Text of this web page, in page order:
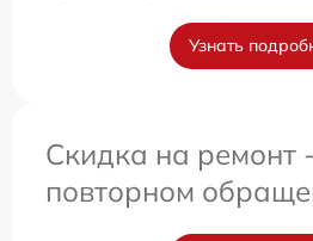
Узнать
Скидка на ремонт
повторном